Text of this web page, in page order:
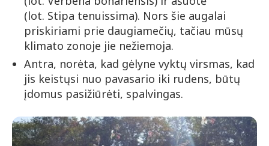
(lot. Stipa tenuissima). Nors šie augalai
priskiriami prie daugiamečių, tačiau mūsų
klimato zonoje jie nežiemoja.
Antra, norėta, kad gėlyne vyktų virsmas, kad
jis keistųsi nuo pavasario iki rudens, būtų
įdomus pasižiūrėti, spalvingas.